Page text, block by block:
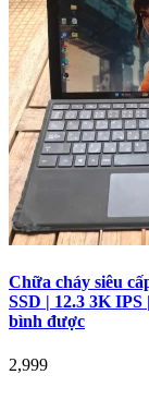
Chữa cháy siêu
SSD | 12.3 3K
bình được
2,999